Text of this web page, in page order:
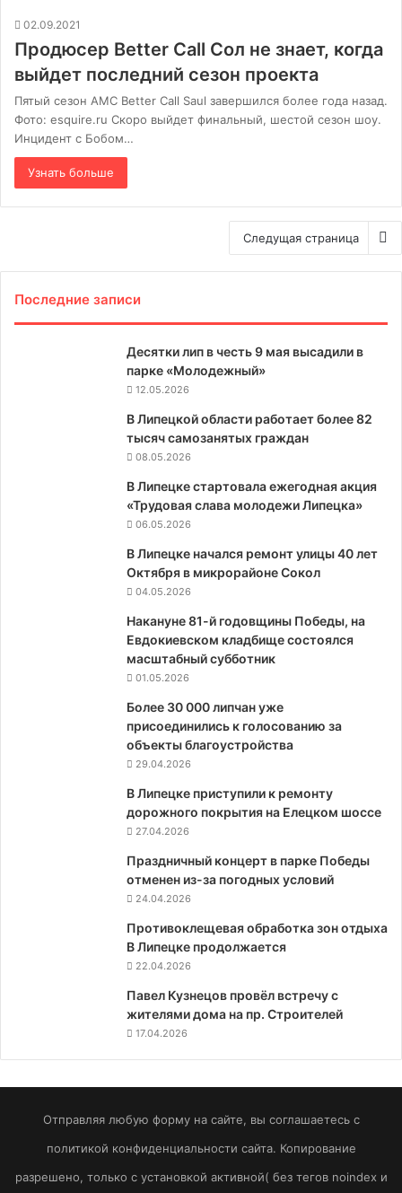
02.09.2021
Продюсер Better Call Сол не знает, когда
выйдет последний сезон проекта
Пятый сезон AMC Better Call Saul завершился более года назад.
Фото: esquire.ru Скоро выйдет финальный, шестой сезон шоу.
Инцидент с Бобом…
Узнать больше
Следущая страница
Последние записи
Десятки лип в честь 9 мая высадили в
парке «Молодежный»
12.05.2026
В Липецкой области работает более 82
тысяч самозанятых граждан
08.05.2026
В Липецке стартовала ежегодная акция
«Трудовая слава молодежи Липецка»
06.05.2026
В Липецке начался ремонт улицы 40 лет
Октября в микрорайоне Сокол
04.05.2026
Накануне 81-й годовщины Победы, на
Евдокиевском кладбище состоялся
масштабный субботник
01.05.2026
Более 30 000 липчан уже
присоединились к голосованию за
объекты благоустройства
29.04.2026
В Липецке приступили к ремонту
дорожного покрытия на Елецком шоссе
27.04.2026
Праздничный концерт в парке Победы
отменен из-за погодных условий
24.04.2026
Противоклещевая обработка зон отдыха
В Липецке продолжается
22.04.2026
Павел Кузнецов провёл встречу с
жителями дома на пр. Строителей
17.04.2026
Отправляя любую форму на сайте, вы соглашаетесь с
политикой конфиденциальности сайта. Копирование
разрешено, только с установкой активной( без тегов noindex и